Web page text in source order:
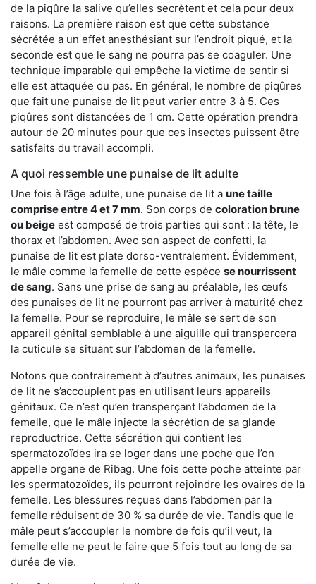
de la piqûre la salive qu’elles secrètent et cela pour deux
raisons. La première raison est que cette substance
sécrétée a un effet anesthésiant sur l’endroit piqué, et la
seconde est que le sang ne pourra pas se coaguler. Une
technique imparable qui empêche la victime de sentir si
elle est attaquée ou pas. En général, le nombre de piqûres
que fait une punaise de lit peut varier entre 3 à 5. Ces
piqûres sont distancées de 1 cm. Cette opération prendra
autour de 20 minutes pour que ces insectes puissent être
satisfaits du travail accompli.
A quoi ressemble une punaise de lit adulte
Une fois à l’âge adulte, une punaise de lit a une taille
comprise entre 4 et 7 mm. Son corps de coloration brune
ou beige est composé de trois parties qui sont : la tête, le
thorax et l’abdomen. Avec son aspect de confetti, la
punaise de lit est plate dorso-ventralement. Évidemment,
le mâle comme la femelle de cette espèce se nourrissent
de sang. Sans une prise de sang au préalable, les œufs
des punaises de lit ne pourront pas arriver à maturité chez
la femelle. Pour se reproduire, le mâle se sert de son
appareil génital semblable à une aiguille qui transpercera
la cuticule se situant sur l’abdomen de la femelle.
Notons que contrairement à d’autres animaux, les punaises
de lit ne s’accouplent pas en utilisant leurs appareils
génitaux. Ce n’est qu’en transperçant l’abdomen de la
femelle, que le mâle injecte la sécrétion de sa glande
reproductrice. Cette sécrétion qui contient les
spermatozoïdes ira se loger dans une poche que l’on
appelle organe de Ribag. Une fois cette poche atteinte par
les spermatozoïdes, ils pourront rejoindre les ovaires de la
femelle. Les blessures reçues dans l’abdomen par la
femelle réduisent de 30 % sa durée de vie. Tandis que le
mâle peut s’accoupler le nombre de fois qu’il veut, la
femelle elle ne peut le faire que 5 fois tout au long de sa
durée de vie.